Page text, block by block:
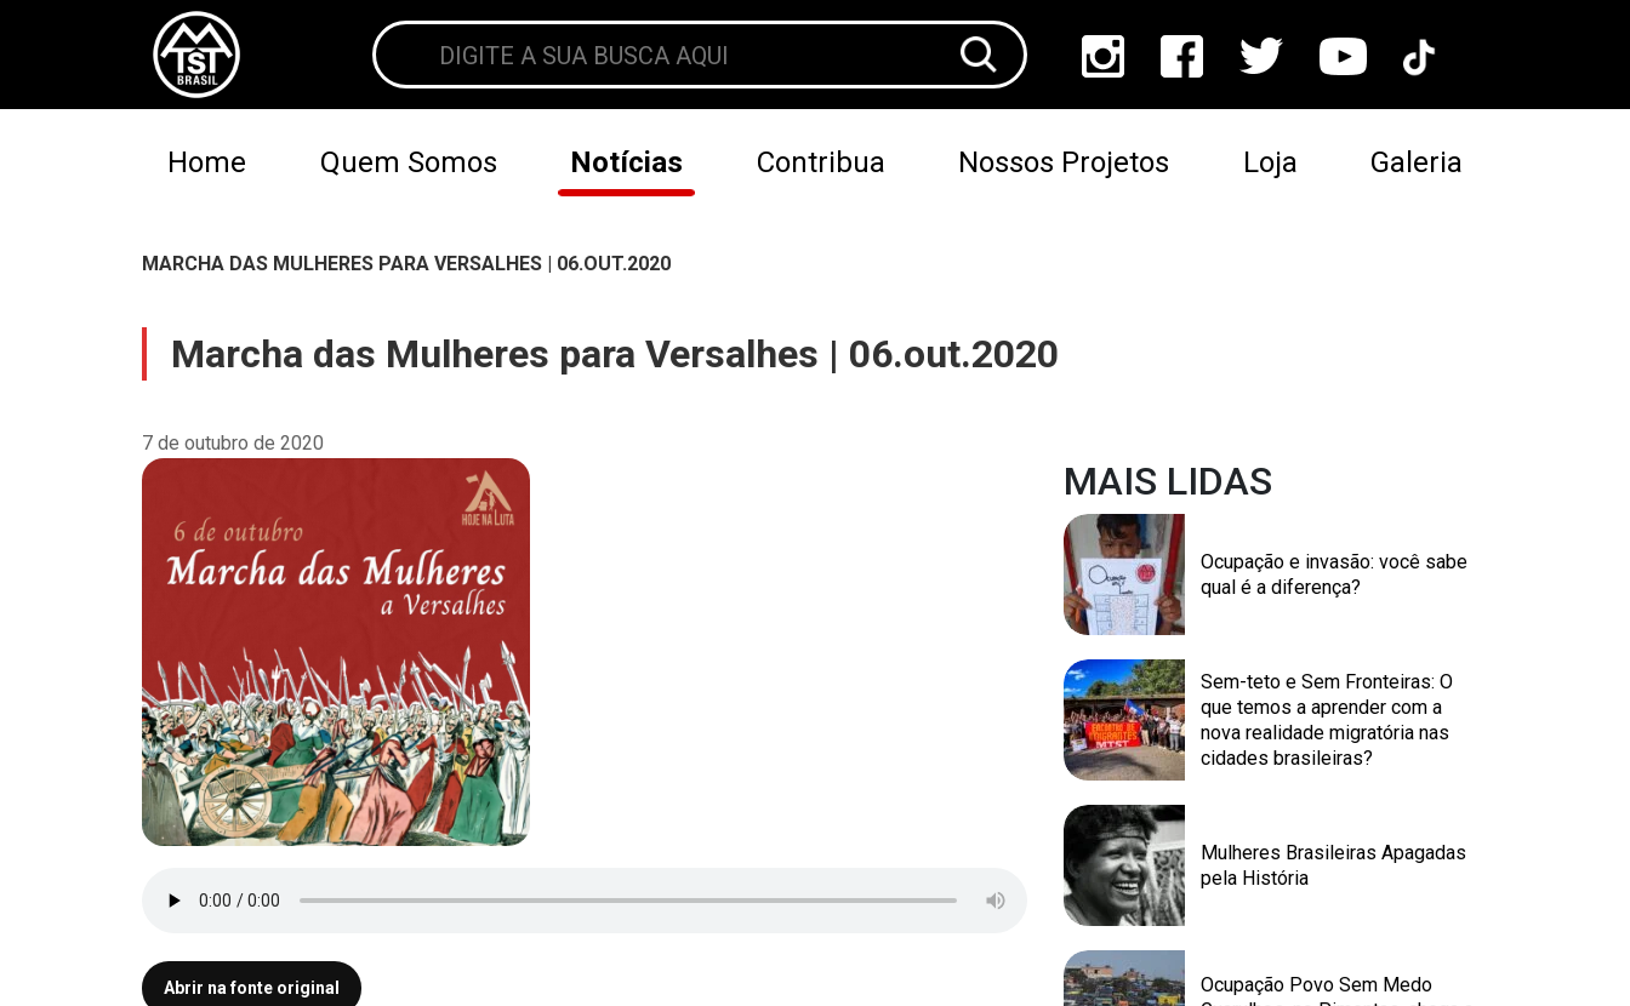
Home Quem Somos Notícias Contribua Nossos Projetos Loja Galeria
MARCHA DAS MULHERES PARA VERSALHES | 06.OUT.2020
Marcha das Mulheres para Versalhes | 06.out.2020
7 de outubro de 2020
Abrir na fonte original
MAIS LIDAS
Ocupação e invasão: você sabe
qual é a diferença?
Sem-teto e Sem Fronteiras: O
que temos a aprender com a
nova realidade migratória nas
cidades brasileiras?
Mulheres Brasileiras Apagadas
pela História
Ocupação Povo Sem Medo